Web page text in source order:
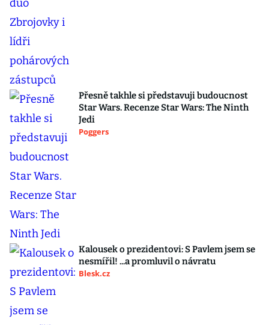
Přesně takhle si představuji budoucnost
Star Wars. Recenze Star Wars: The Ninth
Jedi
Poggers
Kalousek o prezidentovi: S Pavlem jsem se
nesmířil! ...a promluvil o návratu
Blesk.cz